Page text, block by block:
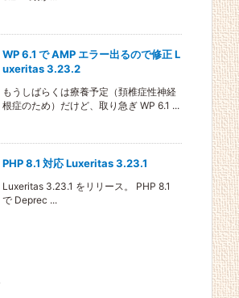
WP 6.1 で AMP エラー出るので修正 L
uxeritas 3.23.2
もうしばらくは療養予定（頚椎症性神経
根症のため）だけど、取り急ぎ WP 6.1 ...
PHP 8.1 対応 Luxeritas 3.23.1
Luxeritas 3.23.1 をリリース。 PHP 8.1
で Deprec ...